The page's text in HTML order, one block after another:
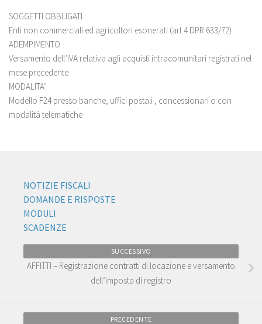
SOGGETTI OBBLIGATI
Enti non commerciali ed agricoltori esonerati (art 4 DPR 633/72)
ADEMPIMENTO
Versamento dell’IVA relativa agli acquisti intracomunitari registrati nel
mese precedente
MODALITA’
Modello F24 presso banche, uffici postali , concessionari o con
modalità telematiche
NOTIZIE FISCALI
DOMANDE E RISPOSTE
MODULI
SCADENZE
SUCCESSIVO
AFFITTI – Registrazione contratti di locazione e versamento
dell’imposta di registro
PRECEDENTE